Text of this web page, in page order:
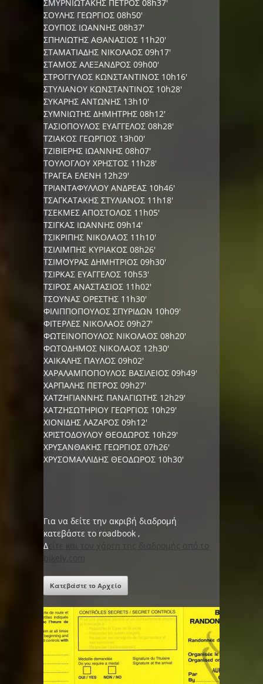
ΣΜΥΡΝΙΩΤΑΚΗΣ ΠΕΤΡΟΣ 08h37'
ΣΟΥΛΗΣ ΓΕΩΡΓΙΟΣ 08h50'
ΣΟΥΠΟΣ ΙΩΑΝΝΗΣ 08h37'
ΣΠΗΛΙΩΤΗΣ ΑΘΑΝΑΣΙΟΣ 11h20'
ΣΤΑΜΑΤΙΑΔΗΣ ΝΙΚΟΛΑΟΣ 09h17'
ΣΤΑΜΟΣ ΑΛΕΞΑΝΔΡΟΣ 09h00'
ΣΤΡΟΓΓΥΛΟΣ ΚΩΝΣΤΑΝΤΙΝΟΣ 10h16'
ΣΤΥΛΙΑΝΟΥ ΚΩΝΣΤΑΝΤΙΝΟΣ 10h28'
ΣΥΚΑΡΗΣ ΑΝΤΩΝΗΣ 13h10'
ΣΥΜΝΙΩΤΗΣ ΔΗΜΗΤΡΗΣ 08h12'
ΤΑΣΙΟΠΟΥΛΟΣ ΕΥΑΓΓΕΛΟΣ 08h28'
ΤΖΙΑΚΟΣ ΓΕΩΡΓΙΟΣ 13h00'
ΤΖΙΒΙΕΡΗΣ ΙΩΑΝΝΗΣ 08h07'
ΤΟΥΛΟΓΛΟΥ ΧΡΗΣΤΟΣ 11h28'
ΤΡΑΓΕΑ ΕΛΕΝΗ 12h29'
ΤΡΙΑΝΤΑΦΥΛΛΟΥ ΑΝΔΡΕΑΣ 10h46'
ΤΣΑΓΚΑΤΑΚΗΣ ΣΤΥΛΙΑΝΟΣ 11h18'
ΤΣΕΚΜΕΣ ΑΠΟΣΤΟΛΟΣ 11h05'
ΤΣΙΓΚΑΣ ΙΩΑΝΝΗΣ 09h14'
ΤΣΙΚΡΙΠΗΣ ΝΙΚΟΛΑΟΣ 11h10'
ΤΣΙΛΙΜΠΗΣ ΚΥΡΙΑΚΟΣ 08h26'
ΤΣΙΜΟΥΡΑΣ ΔΗΜΗΤΡΙΟΣ 09h30'
ΤΣΙΡΚΑΣ ΕΥΑΓΓΕΛΟΣ 10h53'
ΤΣΙΡΟΣ ΑΝΑΣΤΑΣΙΟΣ 11h02'
ΤΣΟΥΝΑΣ ΟΡΕΣΤΗΣ 11h30'
ΦΙΛΙΠΠΟΠΟΥΛΟΣ ΣΠΥΡΙΔΩΝ 10h09'
ΦΙΤΕΡΛΕΣ ΝΙΚΟΛΑΟΣ 09h27'
ΦΩΤΕΙΝΟΠΟΥΛΟΣ ΝΙΚΟΛΑΟΣ 08h20'
ΦΩΤΟΔΗΜΟΣ ΝΙΚΟΛΑΟΣ 12h30'
ΧΑΙΚΑΛΗΣ ΠΑΥΛΟΣ 09h02'
ΧΑΡΑΛΑΜΠΟΠΟΥΛΟΣ ΒΑΣΙΛΕΙΟΣ 09h49'
ΧΑΡΠΑΛΗΣ ΠΕΤΡΟΣ 09h27'
ΧΑΤΖΗΓΙΑΝΝΗΣ ΠΑΝΑΓΙΩΤΗΣ 12h29'
ΧΑΤΖΗΣΩΤΗΡΙΟΥ ΓΕΩΡΓΙΟΣ 10h29'
ΧΙΟΝΙΔΗΣ ΛΑΖΑΡΟΣ 09h12'
ΧΡΙΣΤΟΔΟΥΛΟΥ ΘΕΟΔΩΡΟΣ 10h29'
ΧΡΥΣΑΝΘΑΚΗΣ ΓΕΩΡΓΙΟΣ 07h26'
ΧΡΥΣΟΜΑΛΛΙΔΗΣ ΘΕΟΔΩΡΟΣ 10h30'
Για να δείτε την ακριβή διαδρομή
κατεβάστε το roadbook ,
Δ είτε και τον χάρτη της διαδρομής από το
bikely.com
Κατεβάστε το Αρχείο